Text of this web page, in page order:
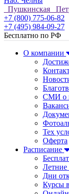
Пушкинская
+7 (800) 775-06-82
+7 (495) 984-09-27
Бесплатно по РФ
О компании
СМИ о
Тех
Оферта
Расписание
Летние
Дни
Курсы